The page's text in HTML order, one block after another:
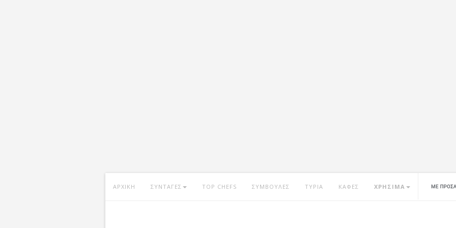
ΑΡΧΙΚΗ ΣΥΝΤΑΓΕΣ TOP CHEFS ΣΥΜΒΟΥΛΕΣ ΤΥΡΙΑ ΚΑΦΕΣ ΧΡΗΣΙΜΑ